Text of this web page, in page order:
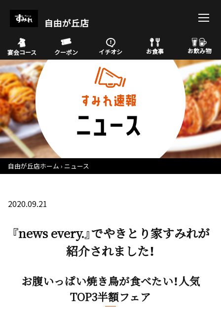
自由が丘店
宴会コース クーポン イチオシ お食事 お飲み物
自由が丘店ホーム ニュース
2020.09.21
『news every.』でやきとり家すみれが
紹介されました！
お腹いっぱい焼き鳥が食べたい！人気
TOP3半額フェア